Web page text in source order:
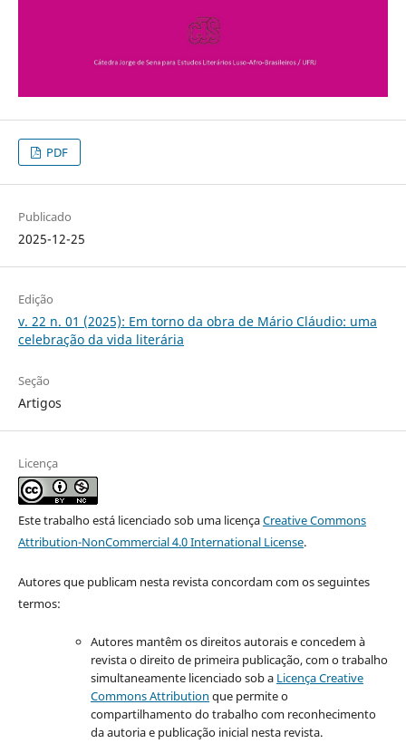
PDF
Publicado
2025-12-25
Edição
v. 22 n. 01 (2025): Em torno da obra de Mário Cláudio: uma
celebração da vida literária
Seção
Artigos
Licença
Este trabalho está licenciado sob uma licençaCreative Commons
Attribution-NonCommercial 4.0 International License.
Autores que publicam nesta revista concordam com os seguintes
termos:
Autores mantêm os direitos autorais e concedem à
revista o direito de primeira publicação, com o trabalho
simultaneamente licenciado sob a Licença Creative
Commons Attribution que permite o
compartilhamento do trabalho com reconhecimento
da autoria e publicação inicial nesta revista.